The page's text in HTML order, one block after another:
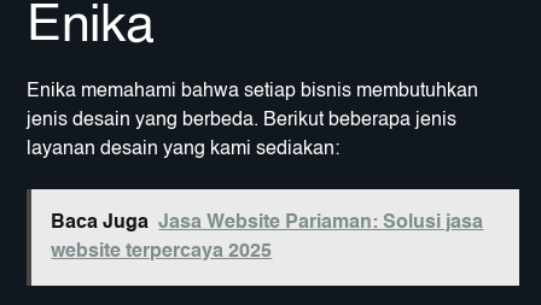
Enika
Enika memahami bahwa setiap bisnis membutuhkan
jenis desain yang berbeda. Berikut beberapa jenis
layanan desain yang kami sediakan:
Baca Juga Jasa Website Pariaman: Solusi jasa
website terpercaya 2025